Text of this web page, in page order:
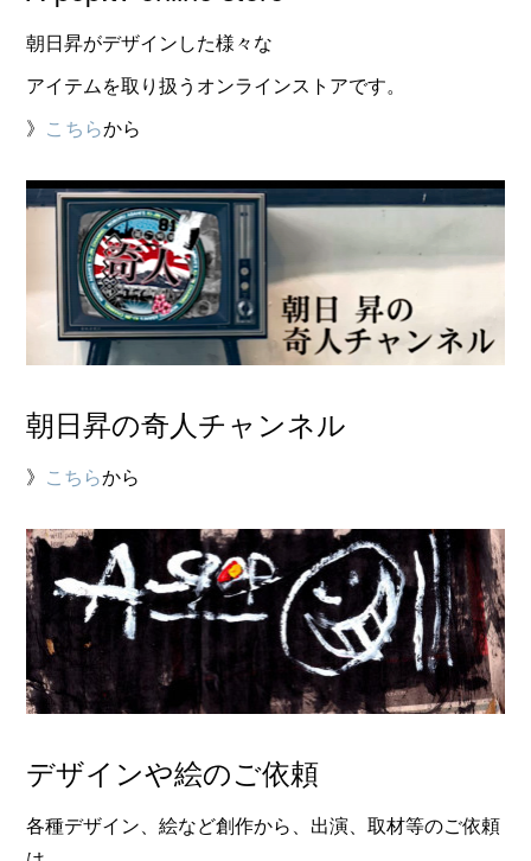
朝日昇がデザインした様々な
アイテムを取り扱うオンラインストアです。
》 こちらから
朝日昇の奇人チャンネル
》 こちらから
デザインや絵のご依頼
各種デザイン、絵など創作から、出演、取材等のご依頼